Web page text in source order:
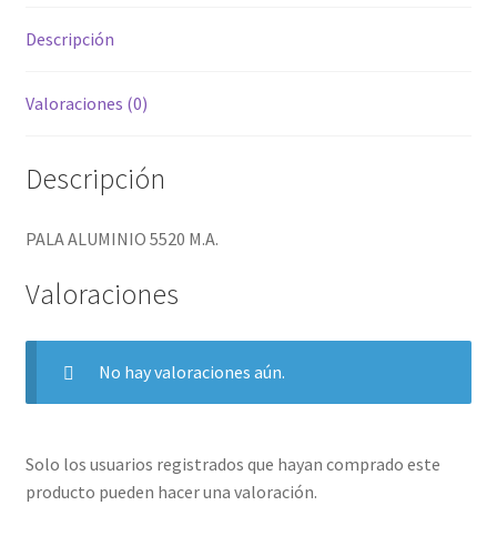
Descripción
Valoraciones (0)
Descripción
PALA ALUMINIO 5520 M.A.
Valoraciones
No hay valoraciones aún.
Solo los usuarios registrados que hayan comprado este
producto pueden hacer una valoración.